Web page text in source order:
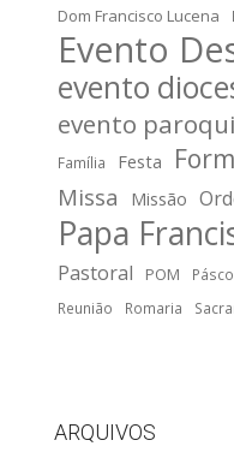
Dom Francisco Lucena
Evento
evento
evento
Família Festa
Missa Missão
Papa
Pastoral
POM
Reunião Romaria
ARQUIVOS